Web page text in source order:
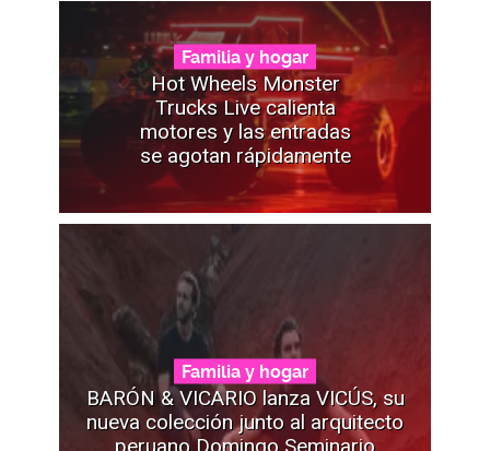
Familia y hogar
Hot Wheels Monster
Trucks Live calienta
motores y las entradas
se agotan rápidamente
Familia y hogar
BARÓN & VICARIO lanza VICÚS, su
nueva colección junto al arquitecto
peruano Domingo Seminario